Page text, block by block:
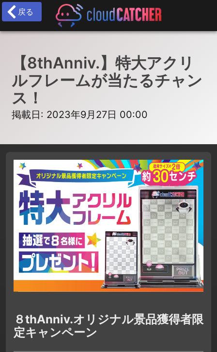
戻る
【8thAnniv.】特大アクリ
ルフレームが当たるチャン
ス！
掲載日: 2023年9月27日 00:00
８thAnniv.オリジナル景品獲得者限
定キャンペーン